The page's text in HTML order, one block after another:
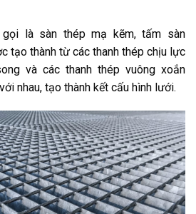
gọi là sàn thép mạ kẽm, tấm sàn
tạo thành từ các thanh thép chịu lực
và các thanh thép vuông xoắn
nhau, tạo thành kết cấu hình lưới.